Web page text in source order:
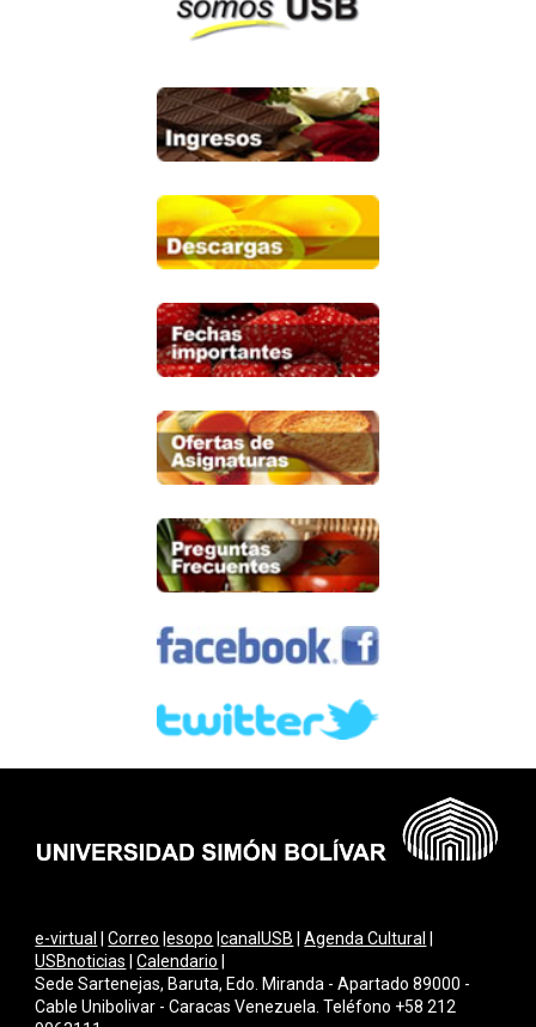
e-virtual |Correo |esopo |canalUSB |Agenda Cultural
USBnoticias |Calendario
Sede Sartenejas, Baruta, Edo. Miranda - Apartado 89000 -
Cable Unibolivar - Caracas Venezuela. Teléfono +58 212